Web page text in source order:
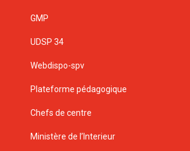
GMP
UDSP 34
Webdispo-spv
Plateforme pédagogique
Chefs de centre
Ministère de l’Interieur